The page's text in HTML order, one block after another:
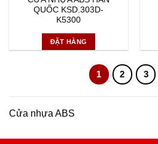
QUỐC KSD.303D-
K5300
ĐẶT HÀNG
1 2 3
Cửa nhựa ABS